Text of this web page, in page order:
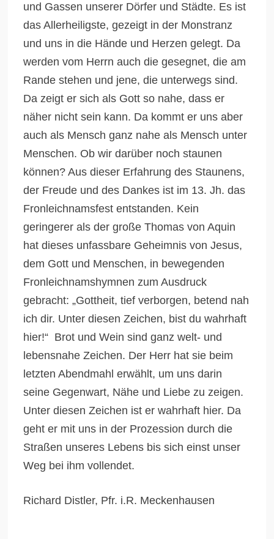
und Gassen unserer Dörfer und Städte. Es ist
das Allerheiligste, gezeigt in der Monstranz
und uns in die Hände und Herzen gelegt. Da
werden vom Herrn auch die gesegnet, die am
Rande stehen und jene, die unterwegs sind.
Da zeigt er sich als Gott so nahe, dass er
näher nicht sein kann. Da kommt er uns aber
auch als Mensch ganz nahe als Mensch unter
Menschen. Ob wir darüber noch staunen
können? Aus dieser Erfahrung des Staunens,
der Freude und des Dankes ist im 13. Jh. das
Fronleichnamsfest entstanden. Kein
geringerer als der große Thomas von Aquin
hat dieses unfassbare Geheimnis von Jesus,
dem Gott und Menschen, in bewegenden
Fronleichnamshymnen zum Ausdruck
gebracht: „Gottheit, tief verborgen, betend nah
ich dir. Unter diesen Zeichen, bist du wahrhaft
hier!“ Brot und Wein sind ganz welt- und
lebensnahe Zeichen. Der Herr hat sie beim
letzten Abendmahl erwählt, um uns darin
seine Gegenwart, Nähe und Liebe zu zeigen.
Unter diesen Zeichen ist er wahrhaft hier. Da
geht er mit uns in der Prozession durch die
Straßen unseres Lebens bis sich einst unser
Weg bei ihm vollendet.
Richard Distler, Pfr. i.R. Meckenhausen